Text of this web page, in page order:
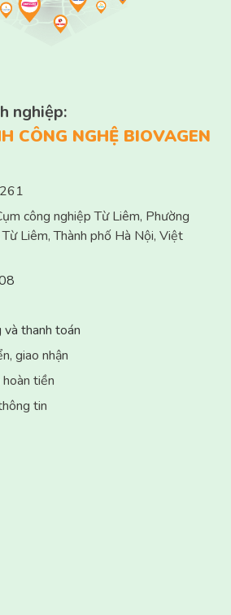
CÔNG NGHỆ BIOVAGEN
công nghiệp Từ Liêm, Phường
Liêm, Thành phố Hà Nội, Việt
thanh toán
giao nhận
hoàn tiền
tin